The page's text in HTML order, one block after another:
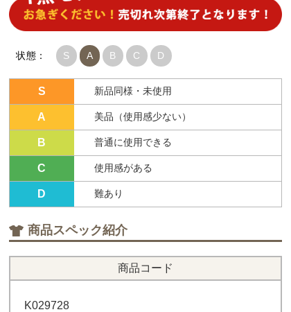
状態： S A B C D
S 新品同様・未使用
A 美品（使用感少ない）
B 普通に使用できる
C 使用感がある
D 難あり
商品スペック紹介
商品コード
K029728